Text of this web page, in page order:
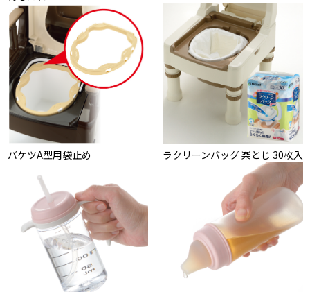
バケツA型用袋止め ラクリーンバッグ 楽とじ 30枚入